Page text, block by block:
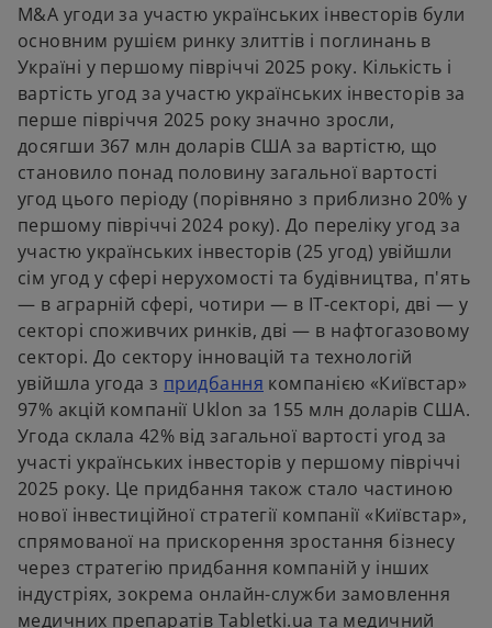
a
b
t
a
b
M&A угоди за участю українських інвесторів були
основним рушієм ринку злиттів і поглинань в
Україні у першому півріччі 2025 року. Кількість і
вартість угод за участю українських інвесторів за
перше півріччя 2025 року значно зросли,
досягши 367 млн доларів США за вартістю, що
становило понад половину загальної вартості
угод цього періоду (порівняно з приблизно 20% у
першому півріччі 2024 року). До переліку угод за
участю українських інвесторів (25 угод) увійшли
сім угод у сфері нерухомості та будівництва, п'ять
— в аграрній сфері, чотири — в ІТ-секторі, дві — у
секторі споживчих ринків, дві — в нафтогазовому
секторі. До сектору інновацій та технологій
увійшла угода з придбання o
p
e
n
s
i
n
a
n
e
компанією «Київстар»
97% акцій компанії Uklon за 155 млн доларів США.
Угода склала 42% від загальної вартості угод за
участі українських інвесторів у першому півріччі
2025 року. Це придбання також стало частиною
нової інвестиційної стратегії компанії «Київстар»,
спрямованої на прискорення зростання бізнесу
через стратегію придбання компаній у інших
індустріях, зокрема онлайн-служби замовлення
медичних препаратів Tabletki.ua та медичний